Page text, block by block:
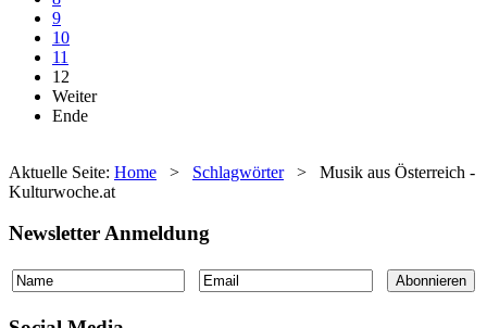
9
10
11
12
Weiter
Ende
Aktuelle Seite: Home > Schlagwörter > Musik aus Österreich -
Kulturwoche.at
Newsletter Anmeldung